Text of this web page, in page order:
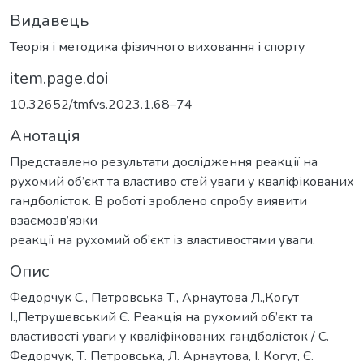
Видавець
Теорія і методика фізичного виховання і спорту
item.page.doi
10.32652/tmfvs.2023.1.68–74
Анотація
Представлено результати дослідження реакції на
рухомий об’єкт та властиво стей уваги у кваліфікованих
гандболісток. В роботі зроблено спробу виявити
взаємозв’язки
реакції на рухомий об’єкт із властивостями уваги.
Опис
Федорчук С., Петровська Т., Арнаутова Л.,Когут
І.,Петрушевський Є. Реакція на рухомий об’єкт та
властивості уваги у кваліфікованих гандболісток / С.
Федорчук, Т. Петровська, Л. Арнаутова, І. Когут, Є.